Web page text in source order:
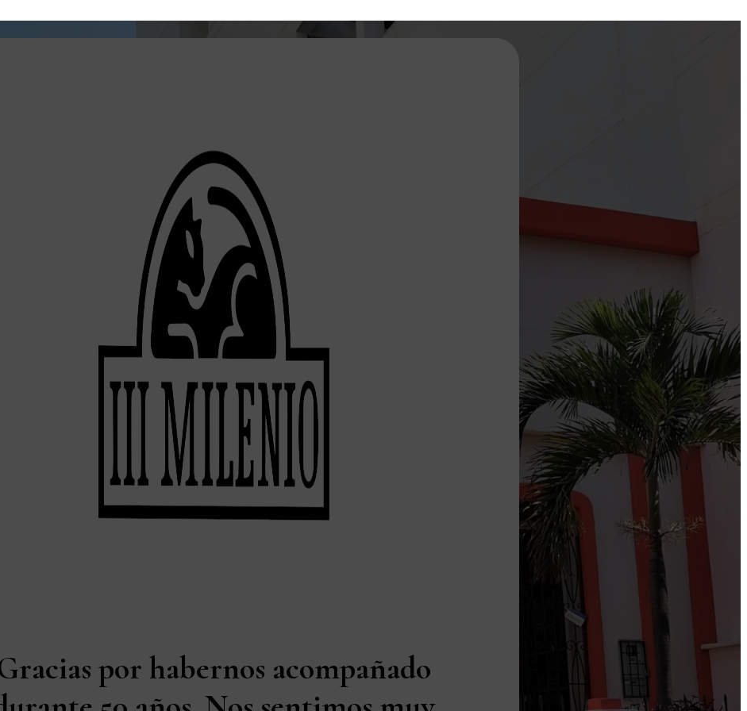
por habernos acompañado